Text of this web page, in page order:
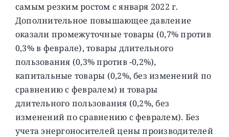
самым резким ростом с января 2022 г.
Дополнительное повышающее давление
оказали промежуточные товары (0,7% против
0,3% в феврале), товары длительного
пользования (0,3% против -0,2%),
капитальные товары (0,2%, без изменений по
сравнению с февралем) и товары
длительного пользования (0,2%, без
изменений по сравнению с февралем). Без
учета энергоносителей цены производителей